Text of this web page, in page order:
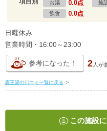
項目別 お湯 0.0点 施
飲食 0.0点
日曜休み
営業時間・16:00～23:00
参考になった！ 2 人が
鹿王湯の口コミ一覧に戻る >
この施設